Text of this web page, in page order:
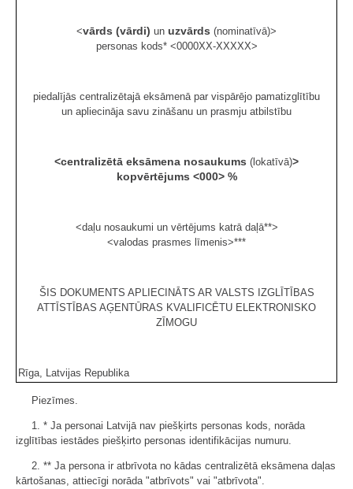
<vārds (vārdi) un uzvārds (nominatīvā)>
personas kods* <0000XX-XXXXX>
piedalījās centralizētajā eksāmenā par vispārējo pamatizglītību
un apliecināja savu zināšanu un prasmju atbilstību
<centralizētā eksāmena nosaukums (lokatīvā)>
kopvērtējums <000> %
<daļu nosaukumi un vērtējums katrā daļā**>
<valodas prasmes līmenis>***
ŠIS DOKUMENTS APLIECINĀTS AR VALSTS IZGLĪTĪBAS
ATTĪSTĪBAS AĢENTŪRAS KVALIFICĒTU ELEKTRONISKO
ZĪMOGU
Rīga, Latvijas Republika
Piezīmes.
1. * Ja personai Latvijā nav piešķirts personas kods, norāda
izglītības iestādes piešķirto personas identifikācijas numuru.
2. ** Ja persona ir atbrīvota no kādas centralizētā eksāmena daļas
kārtošanas, attiecīgi norāda "atbrīvots" vai "atbrīvota".